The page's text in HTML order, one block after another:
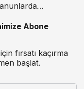
Sert
Abone
fırsatı kaçırma
başlat.